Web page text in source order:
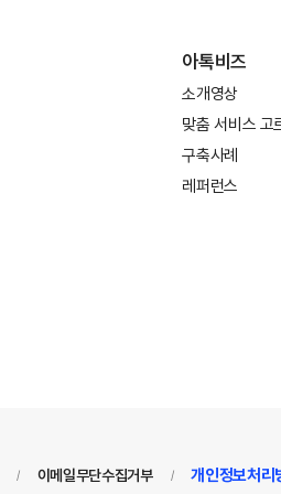
아톡비즈
소개영상
맞춤 서비스 고
구축사례
레퍼런스
/ 이메일무단수집거부 / 개인정보처리